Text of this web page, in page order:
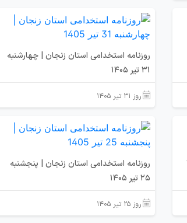
روزنامه استخدامی استان زنجان | چهارشنبه
31 تیر 1405
روز ۳۱ تیر ۱۴۰۵
27
روزنامه استخدامی استان زنجان | پنجشنبه
25 تیر 1405
روز ۲۵ تیر ۱۴۰۵